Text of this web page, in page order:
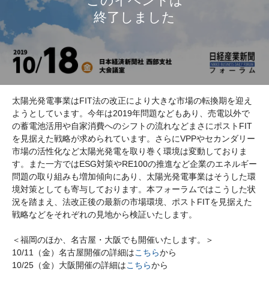
太陽光発電事業はFIT法の改正により大きな市場の転換期を迎え
ようとしています。今年は2019年問題などもあり、売電以外で
の蓄電池活用や自家消費へのシフトの流れなどまさにポストFIT
を見据えた戦略が求められています。さらにVPPやセカンダリー
市場の活性化など太陽光発電を取り巻く環境は変動しておりま
す。また一方ではESG対策やRE100の推進など企業のエネルギー
問題の取り組みも増加傾向にあり、太陽光発電事業はそうした環
境対策としても寄与しております。本フォーラムではこうした状
況を踏まえ、法改正後の最新の市場環境、ポストFITを見据えた
戦略などをそれぞれの見地から検証いたします。
＜福岡のほか、名古屋・大阪でも開催いたします。＞
10/11（金）名古屋開催の詳細はこちらから
10/25（金）大阪開催の詳細はこちらから